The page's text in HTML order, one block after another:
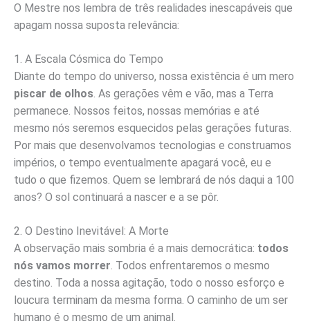
O Mestre nos lembra de três realidades inescapáveis que
apagam nossa suposta relevância:
1. A Escala Cósmica do Tempo
Diante do tempo do universo, nossa existência é um mero
piscar de olhos . As gerações vêm e vão, mas a Terra
permanece. Nossos feitos, nossas memórias e até
mesmo nós seremos esquecidos pelas gerações futuras.
Por mais que desenvolvamos tecnologias e construamos
impérios, o tempo eventualmente apagará você, eu e
tudo o que fizemos. Quem se lembrará de nós daqui a 100
anos? O sol continuará a nascer e a se pôr.
2. O Destino Inevitável: A Morte
A observação mais sombria é a mais democrática: todos
nós vamos morrer . Todos enfrentaremos o mesmo
destino. Toda a nossa agitação, todo o nosso esforço e
loucura terminam da mesma forma. O caminho de um ser
humano é o mesmo de um animal.